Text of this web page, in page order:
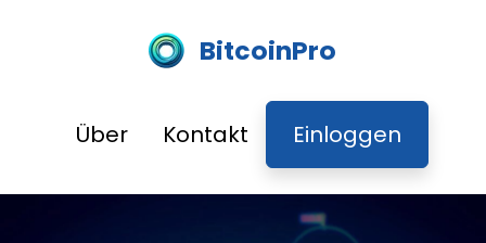
BitcoinPro
Über Kontakt Einloggen